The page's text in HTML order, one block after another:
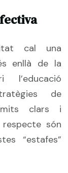
cal una
enllà de la
de
clars i
són
“estafes”